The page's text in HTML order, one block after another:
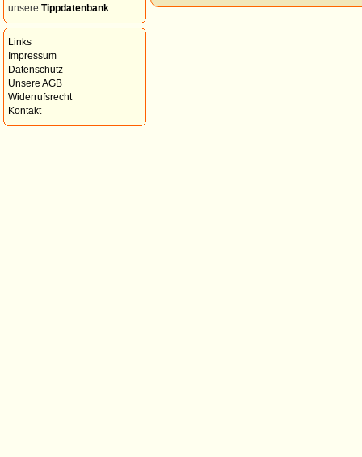
unsere Tippdatenbank
Links
Impressum
Datenschutz
Unsere AGB
Widerrufsrecht
Kontakt